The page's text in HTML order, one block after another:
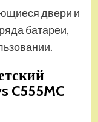
двери и
батареи,
C555MC